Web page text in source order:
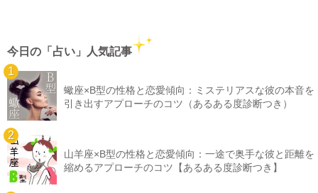
今日の「占い」人気記事
蠍座×B型の性格と恋愛傾向：ミステリアスな彼の本音を
引き出すアプローチのコツ（あるある度診断つき）
山羊座×B型の性格と恋愛傾向：一途で奥手な彼と距離を
縮めるアプローチのコツ【あるある度診断つき】